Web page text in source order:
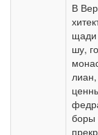
В
шу,
бо­ры